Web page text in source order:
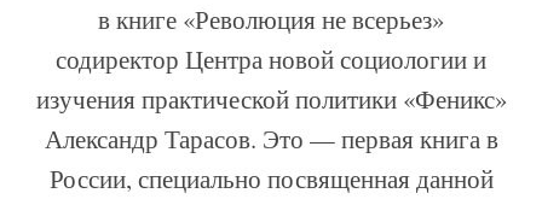
в книге «Революция не всерьез»
содиректор Центра новой социологии и
изучения практической политики «Феникс»
Александр Тарасов. Это — первая книга в
России, специально посвященная данной